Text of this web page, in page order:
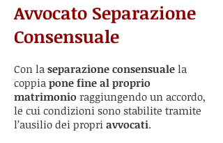
Avvocato Separazione
Consensuale
Con la separazione consensuale la
coppia pone fine al proprio
matrimonio raggiungendo un accordo,
le cui condizioni sono stabilite tramite
l’ausilio dei propri avvocati.